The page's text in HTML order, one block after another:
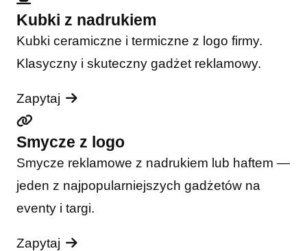
Kubki z nadrukiem
Kubki ceramiczne i termiczne z logo firmy.
Klasyczny i skuteczny gadżet reklamowy.
Zapytaj
Smycze z logo
Smycze reklamowe z nadrukiem lub haftem —
jeden z najpopularniejszych gadżetów na
eventy i targi.
Zapytaj